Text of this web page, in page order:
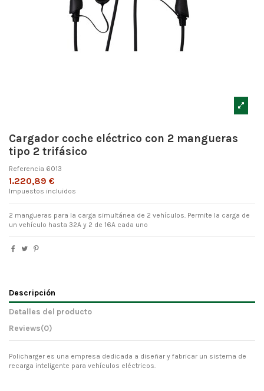
Cargador coche eléctrico con 2 mangueras
tipo 2 trifásico
Referencia 6013
1.220,89 €
Impuestos incluidos
2 mangueras para la carga simultánea de 2 vehículos. Permite la carga de
un vehículo hasta 32A y 2 de 16A cada uno
Descripción
Detalles del producto
Reviews(0)
Policharger es una empresa dedicada a diseñar y fabricar un sistema de
recarga inteligente para vehículos eléctricos.